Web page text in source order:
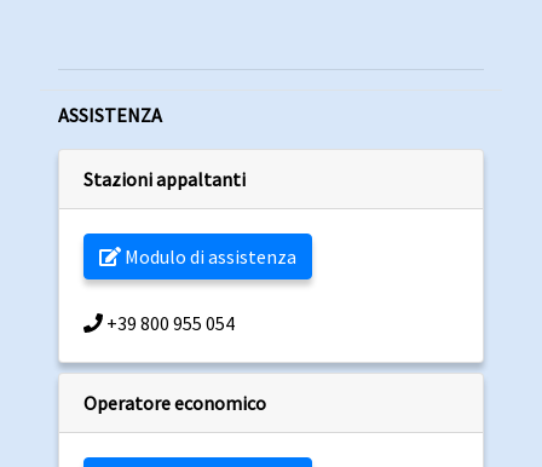
ASSISTENZA
Stazioni appaltanti
Modulo di assistenza
+39 800 955 054
Operatore economico